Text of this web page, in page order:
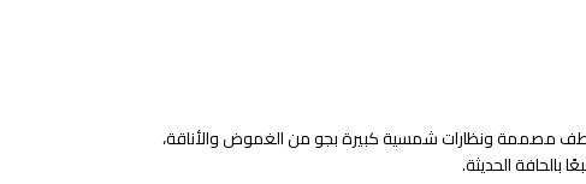
معاطف مصممة ونظارات شمسية كبيرة بجو من الغموض والأناقة،
الحديثة.